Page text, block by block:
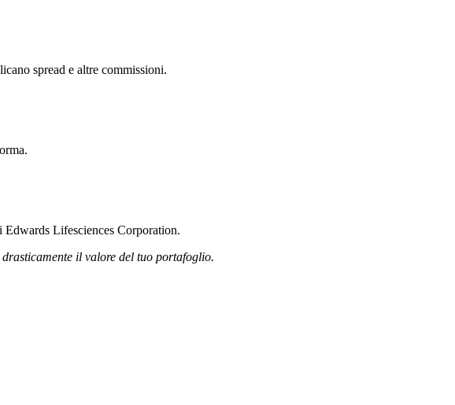
spread e altre commissioni.
Lifesciences Corporation.
il valore del tuo portafoglio.